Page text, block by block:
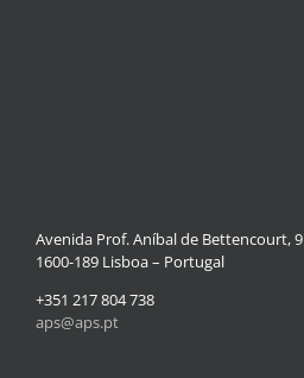
Avenida Prof. Aníbal de Bettencourt, 9
1600-189 Lisboa – Portugal
+351 217 804 738
aps@aps.pt